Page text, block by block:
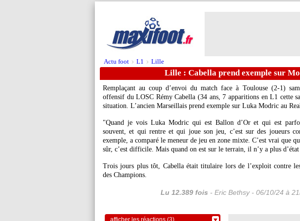
Actu foot > L1 > Lille
Lille : Cabella prend exemple sur
Remplaçant au coup d’envoi du match face à Toulouse (2-1)
offensif du LOSC Rémy Cabella (34 ans, 7 apparitions en L1 cette
situation. L’ancien Marseillais prend exemple sur Luka Modric au
"Quand je vois Luka Modric qui est Ballon d’Or et qui est
souvent, et qui rentre et qui joue son jeu, c’est sur des joueurs
exemple, a comparé le meneur de jeu en zone mixte. C’est vrai que
sûr, c’est difficile. Mais quand on est sur le terrain, il n’y a plus d’état
Trois jours plus tôt, Cabella était titulaire lors de l’exploit contre
des Champions.
Lu 12.389 fois - Eric Bethsy - 06/10/24 à
afficher les réactions (3)